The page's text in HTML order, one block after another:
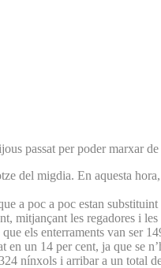
passat per poder marxar de
del migdia. En aquesta
a poc a poc estan
mitjançant les regadores i
els enterraments van ser
un 14 per cent, ja que se
nínxols i arribar a un total